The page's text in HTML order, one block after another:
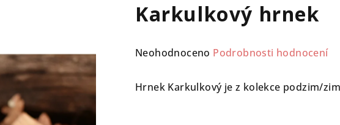
Karkulkový hrnek
Průměrné
produktu
Neohodnoceno Podrobnosti hodnocení
Hrnek Karkulkový je z kolekce podzim/